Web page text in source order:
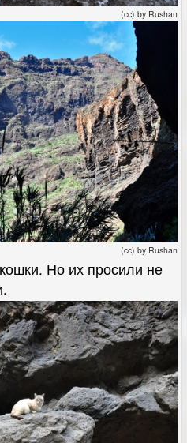
(cc) by Rushan
(cc) by Rushan
Но их просили не